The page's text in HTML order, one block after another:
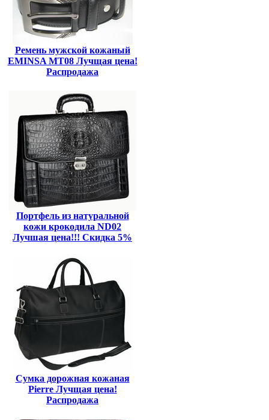
Ремень мужской кожаный
EMINSA MT08 Лучщая цена!
Распродажа
Портфель из натуральной
кожи крокодила ND02
Лучшая цена!!! Скидка 5%
Сумка дорожная кожаная
Pierre Лучщая цена!
Распродажа